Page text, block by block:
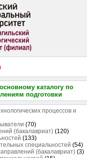
каталогу по
подготовки
процессов и
(70)
(бакалавриат) (120)
(133)
специальностей (54)
(бакалавриат) (3)